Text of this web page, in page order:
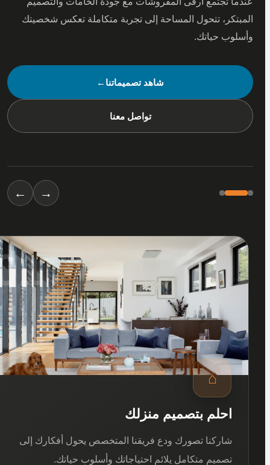
تتحول المساحة إلى تجربة متكاملة تعكس شخصيتك
حياتك.
شاهد تصميماتنا ←
تواصل معنا
←
01
⌂
احلم بتصميم منزلك
شاركنا تصورك ودع فريقنا المتخصص يحول أفكارك إلى
تصميم متكامل يلائم احتياجاتك وأسلوب حياتك.